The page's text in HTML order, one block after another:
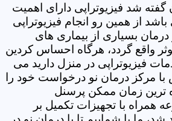
شد فیزیوتراپی دارای اهمیت
از همین رو انجام فیزیوتراپی
بسیاری از بیماری های
واقع گردد، هرگاه احساس کردین
فیزیوتراپی در منزل دارید می
با مرکز درمان نو درخواست خود را
ترین زمان ممکن پرسنل
همراه با تجهیزات تکمیل بر